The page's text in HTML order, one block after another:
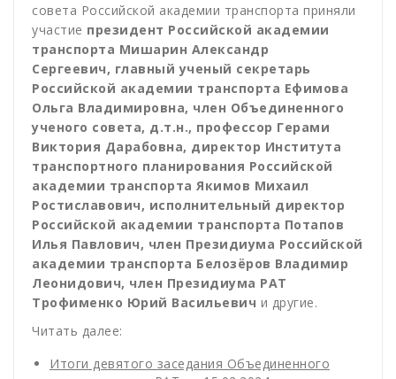
совета Российской академии транспорта приняли
участие президент Российской академии
транспорта Мишарин Александр
Сергеевич, главный ученый секретарь
Российской академии транспорта Ефимова
Ольга Владимировна, член Объединенного
ученого совета, д.т.н., профессор Герами
Виктория Дарабовна, директор Института
транспортного планирования Российской
академии транспорта Якимов Михаил
Ростиславович, исполнительный директор
Российской академии транспорта Потапов
Илья Павлович, член Президиума Российской
академии транспорта Белозёров Владимир
Леонидович, член Президиума РАТ
Трофименко Юрий Васильевич и другие.
Читать далее:
Итоги девятого заседания Объединенного